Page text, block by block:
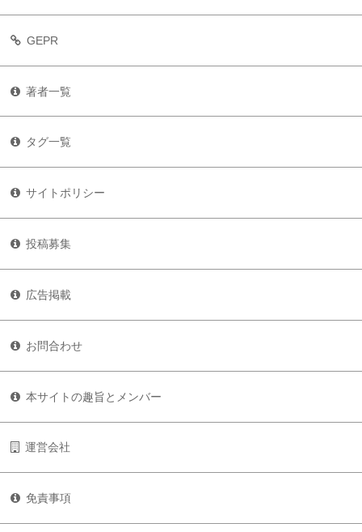
GEPR
著者一覧
タグ一覧
サイトポリシー
投稿募集
広告掲載
お問合わせ
本サイトの趣旨とメンバー
運営会社
免責事項